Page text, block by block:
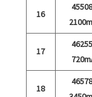
16
17
18